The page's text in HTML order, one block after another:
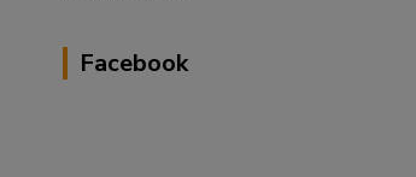
Facebook